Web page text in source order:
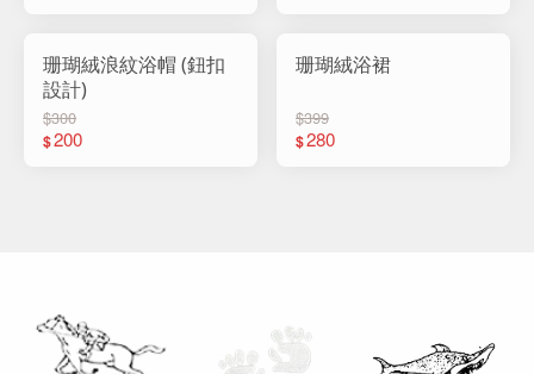
珊瑚絨浪紋浴帽 (鈕扣
設計)
$300
$200
珊瑚絨浴裙
$399
$280